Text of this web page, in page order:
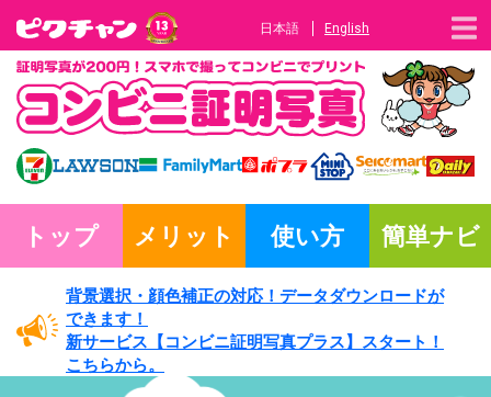
日本語 English
トップ メリット 使い方 簡単ナビ
背景選択・ 顔色補正の対応！ データダウンロードが
できます！
新サービス 【コンビニ証明写真プラス】
スタート！
こちらから。